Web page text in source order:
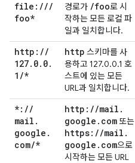
file: ///
foo*
경로가 /foo로 시
작하는 모든 로컬 파
일과 일치합니다.
http: //
127. 0. 0.
1 /*
http 스키마를 사
용하고 127.0.0.1 호
스트에 있는 모든
URL과 일치합니다.
*: //
mail .
google .
com/*
http: //mail .
google . com 또는
https: //mail .
google . com으로
시작하는 모든 URL